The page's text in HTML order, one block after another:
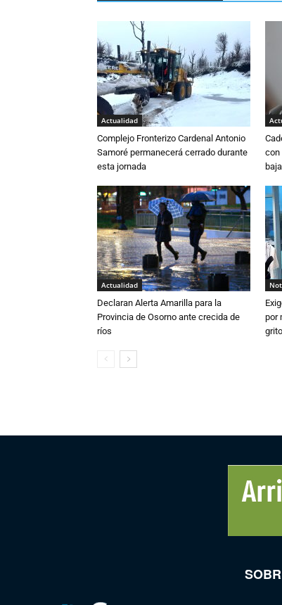
Actualidad
Complejo Fronterizo Cardenal Antonio
Samoré permanecerá cerrado durante
esta jornada
con
Actualidad
Declaran Alerta Amarilla para la
Provincia de Osorno ante crecida de
ríos
por